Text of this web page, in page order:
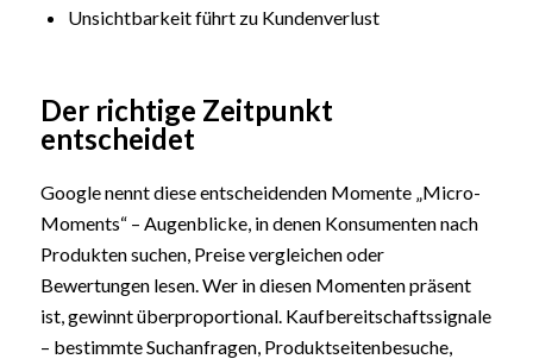
Unsichtbarkeit führt zu Kundenverlust
Der richtige Zeitpunkt
entscheidet
Google nennt diese entscheidenden Momente „Micro-
Moments“ – Augenblicke, in denen Konsumenten nach
Produkten suchen, Preise vergleichen oder
Bewertungen lesen. Wer in diesen Momenten präsent
ist, gewinnt überproportional. Kaufbereitschaftssignale
– bestimmte Suchanfragen, Produktseitenbesuche,